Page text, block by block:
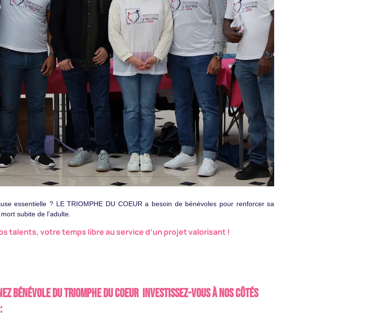
essentielle ? LE TRIOMPHE DU COEUR a besoin de bénévoles pour renforcer sa
subite de l’adulte.
talents, votre temps libre au service d’un projet valorisant !
BÉNÉVOLE du TRIOMPHE DU COEUR investissez-vous à nos côtés